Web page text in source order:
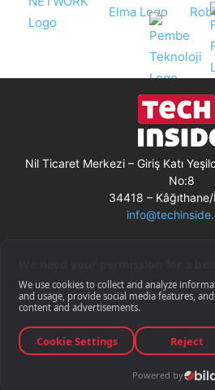
Nil Ticaret Merkezi – Giriş Katı
No:8
34418 –
Gizlilik Bildirimi
RSS
© Techinside.com, İnternet Medyası